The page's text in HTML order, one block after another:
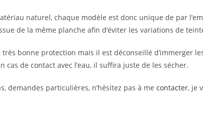
naturel, chaque modèle est donc unique de par
de la même planche afin d’éviter les variations de
bonne protection mais il est déconseillé d’immerger
cas de contact avec l’eau, il suffira juste de les sécher.
demandes particulières, n’hésitez pas à me contacter, je